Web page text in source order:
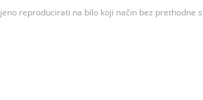
reproducirati na bilo koji način bez prethodne